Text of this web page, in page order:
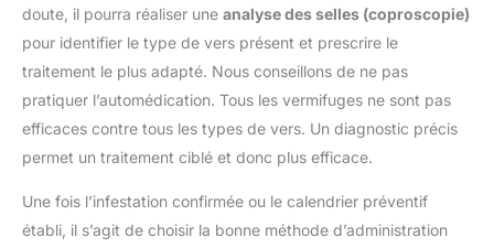
doute, il pourra réaliser une analyse des selles (coproscopie)
pour identifier le type de vers présent et prescrire le
traitement le plus adapté. Nous conseillons de ne pas
pratiquer l’automédication. Tous les vermifuges ne sont pas
efficaces contre tous les types de vers. Un diagnostic précis
permet un traitement ciblé et donc plus efficace.
Une fois l’infestation confirmée ou le calendrier préventif
établi, il s’agit de choisir la bonne méthode d’administration